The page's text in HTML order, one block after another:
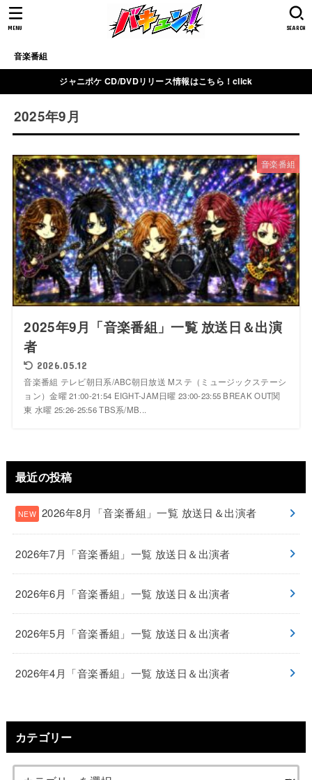
音楽番組
SEARCH
MENU
ジャニポケ CD/DVDリリース情報はこちら！click
2025年9月
音楽番組
2025年9月「音楽番組」一覧 放送日＆出演
者
2026.05.12
音楽番組 テレビ朝日系/ABC朝日放送 Mステ（ミュージックステーシ
ョン）金曜 21:00-21:54 EIGHT-JAM日曜 23:00-23:55 BREAK OUT関
東 水曜 25:26-25:56 TBS系/MB...
最近の投稿
2026年8月「音楽番組」一覧 放送日＆出演者
2026年7月「音楽番組」一覧 放送日＆出演者
2026年6月「音楽番組」一覧 放送日＆出演者
2026年5月「音楽番組」一覧 放送日＆出演者
2026年4月「音楽番組」一覧 放送日＆出演者
カテゴリー